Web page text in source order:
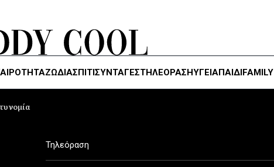
ΖΏΔΙΑΣΠΙΤΙΣΥΝΤΑΓΕΣΤΗΛΕΌΡΑΣΗΥΓΕΊΑΠΑΙΔΙFAMILY
Τηλεόραση